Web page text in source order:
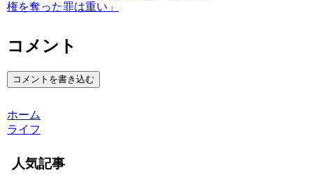
権を奪った罪は重い」
コメント
コメントを書き込む
ホーム
ライフ
人気記事